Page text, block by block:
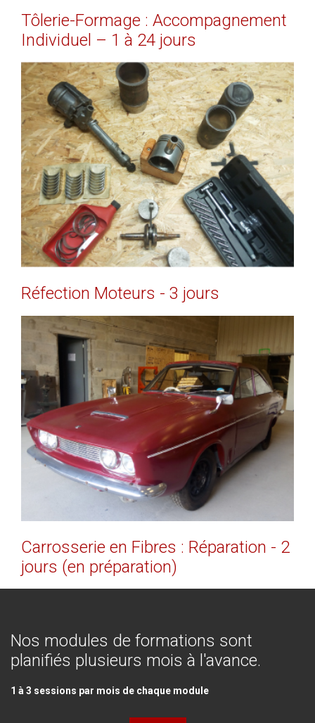
Tôlerie-Formage : Accompagnement
Individuel – 1 à 24 jours
EN SAVOIR PLUS
Réfection Moteurs - 3 jours
EN SAVOIR PLUS
Carrosserie en Fibres : Réparation - 2
jours (en préparation)
Nos modules de formations sont
planifiés plusieurs mois à l'avance.
1 à 3 sessions par mois de chaque module